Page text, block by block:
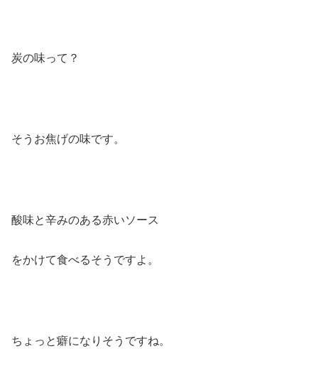
炭の味って？
そうお焦げの味です。
酸味と辛みのある赤いソース
をかけて食べるそうですよ。
ちょっと癖になりそうですね。